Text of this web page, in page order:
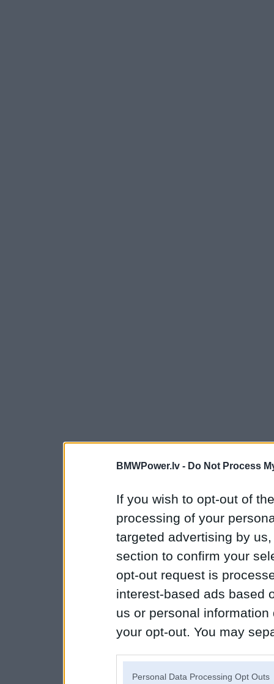
BMWPower.lv - Do Not Process
If you wish to opt-out of
processing of your
targeted advertising by
section to confirm your
opt-out request is
interest-based ads based
us or personal
your opt-out. You may
Personal Data Processing Opt Outs